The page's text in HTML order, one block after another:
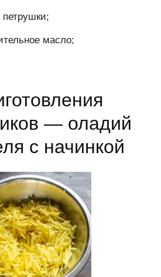
петрушки;
масло;
— оладий
с начинкой